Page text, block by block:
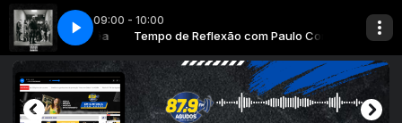
09:00 - 10:00
Paulo Corrêa Tempo de Reflexão com Paulo Corrêa
VH GIROKairos com Cris